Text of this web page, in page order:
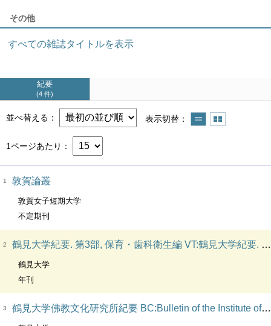
その他
すべての雑誌タイトルを表示
紀要
4 件
並べ替える 表示切替
1ページあたり
1 敦賀論叢
敦賀女子短期大学
不定期刊
2 鶴見大学紀要. 第3部, 保育・歯科衛生編 VT:鶴見大学紀要. 第三部, 保育・歯科衛生編. BC:The bulletin of Tsurumi College. Pt. 3, Studies in infant education and dental hygiene. OH:The bulletin of Tsurumi University. Pt. 3, Studies in infant education and dental hygiene
鶴見大学
年刊
3 鶴見大学佛教文化研究所紀要 BC:Bulletin of the Institute of Buddhist Culture, Tsurumi University. CL:鶴見大学仏教文化研究所紀要. VT:紀要